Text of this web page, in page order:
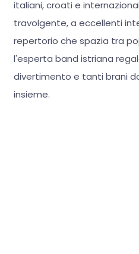
italiani, croati e
travolgente, a eccellenti
repertorio che spazia tra
l'esperta band istriana
divertimento e tanti brani
insieme.